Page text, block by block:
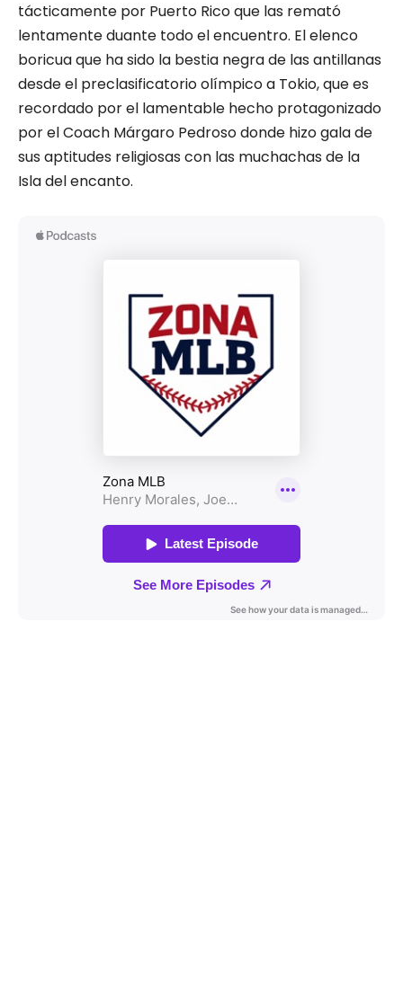
tácticamente por Puerto Rico que las remató
lentamente duante todo el encuentro. El elenco
boricua que ha sido la bestia negra de las antillanas
desde el preclasificatorio olímpico a Tokio, que es
recordado por el lamentable hecho protagonizado
por el Coach Márgaro Pedroso donde hizo gala de
sus aptitudes religiosas con las muchachas de la
Isla del encanto.